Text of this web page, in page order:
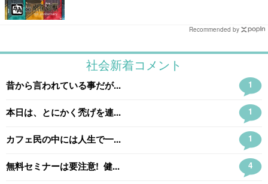
Recommended by